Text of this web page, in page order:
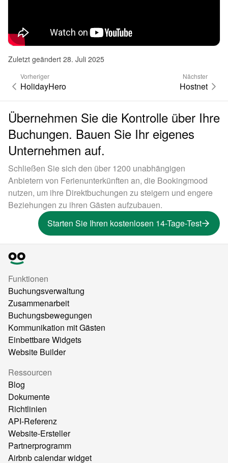
Zuletzt geändert 28. Juli 2025
Vorheriger
HolidayHero
Nächster
Hostnet
Übernehmen Sie die Kontrolle über Ihre
Buchungen. Bauen Sie Ihr eigenes
Unternehmen auf.
Schließen Sie sich den über 1200 unabhängigen
Anbietern von Ferienunterkünften an, die Bookingmood
nutzen, um ihre Direktbuchungen zu steigern und engere
Beziehungen zu ihren Gästen aufzubauen.
Starten Sie Ihren kostenlosen 14-Tage-Test
Funktionen
Buchungsverwaltung
Zusammenarbeit
Buchungsbewegungen
Kommunikation mit Gästen
Einbettbare Widgets
Website Builder
Ressourcen
Blog
Dokumente
Richtlinien
API-Referenz
Website-Ersteller
Partnerprogramm
Airbnb calendar widget